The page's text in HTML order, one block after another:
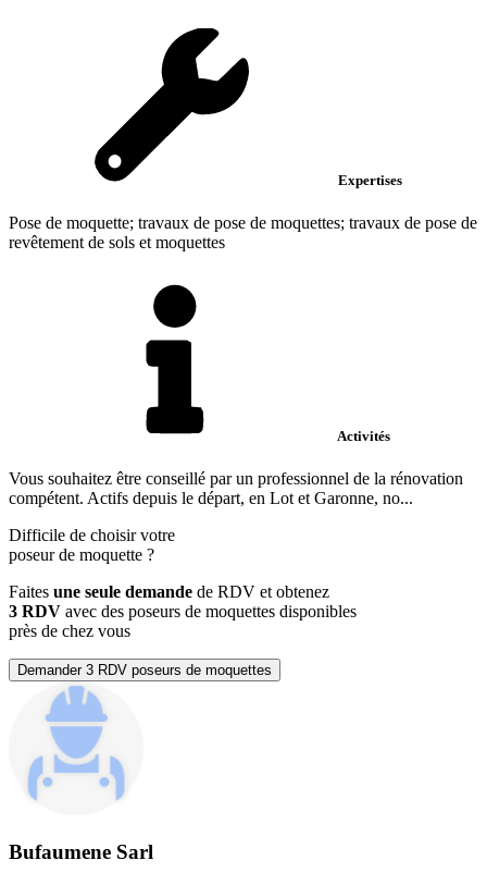
Expertises
Pose de moquette; travaux de pose de moquettes; travaux de pose de
revêtement de sols et moquettes
Activités
Vous souhaitez être conseillé par un professionnel de la rénovation
compétent. Actifs depuis le départ, en Lot et Garonne, no...
Difficile de choisir votre
poseur de moquette ?
Faites une seule demande de RDV et obtenez
3 RDV avec des poseurs de moquettes disponibles
près de chez vous
Demander 3 RDV poseurs de moquettes
Bufaumene Sarl